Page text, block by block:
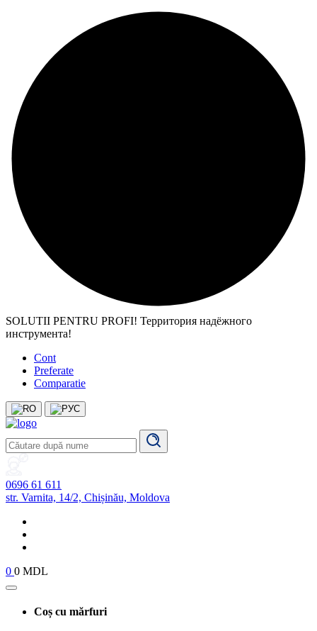
SOLUTII PENTRU PROFI! Территория надёжного
инструмента!
Cont
Preferate
Comparatie
0696 61 611
str. Varnita, 14/2, Chișinău, Moldova
0 0 MDL
Coș cu mărfuri